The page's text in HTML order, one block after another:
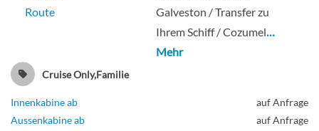
Route
Galveston / Transfer zu
Ihrem Schiff / Cozumel…
Mehr
Cruise Only,Familie
Innenkabine ab
auf Anfrage
Aussenkabine ab
auf Anfrage